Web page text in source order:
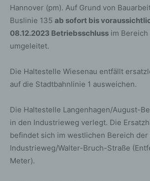
Hannover (pm). Auf Grund von
Buslinie 135 ab sofort bis
08.12.2023 Betriebsschluss im Bereich
umgeleitet.
Die Haltestelle Wiesenau entfällt
auf die Stadtbahnlinie 1 ausweichen.
Die Haltestelle Langenhagen/August-
in den Industrieweg verlegt. Die
befindet sich im westlichen Bereich der
Industrieweg/Walter-Bruch-Straße
Meter).